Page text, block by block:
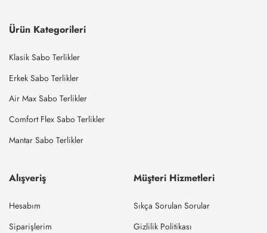
Ürün Kategorileri
Klasik Sabo Terlikler
Erkek Sabo Terlikler
Air Max Sabo Terlikler
Comfort Flex Sabo Terlikler
Mantar Sabo Terlikler
Alışveriş
Hesabım
Siparişlerim
Müşteri Hizmetleri
Sıkça Sorulan Sorular
Gizlilik Politikası